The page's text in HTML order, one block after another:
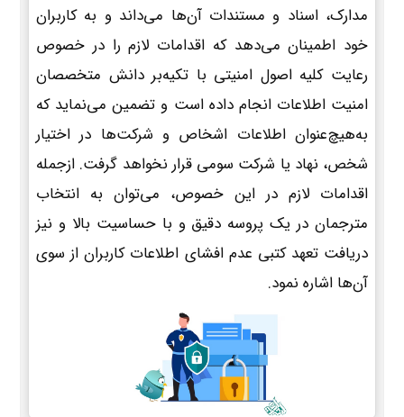
مدارک، اسناد و مستندات آن‌ها می‌داند و به کاربران
خود اطمینان می‌دهد که اقدامات لازم را در خصوص
رعایت کلیه اصول امنیتی با تکیه‌بر دانش متخصصان
امنیت اطلاعات انجام داده است و تضمین می‌نماید که
به‌هیچ‌عنوان اطلاعات اشخاص و شرکت‌ها در اختیار
شخص، نهاد یا شرکت سومی قرار نخواهد گرفت. ازجمله
اقدامات لازم در این خصوص، می‌توان به انتخاب
مترجمان در یک پروسه دقیق و با حساسیت بالا و نیز
دریافت تعهد کتبی عدم افشای اطلاعات کاربران از سوی
آن‌ها اشاره نمود.